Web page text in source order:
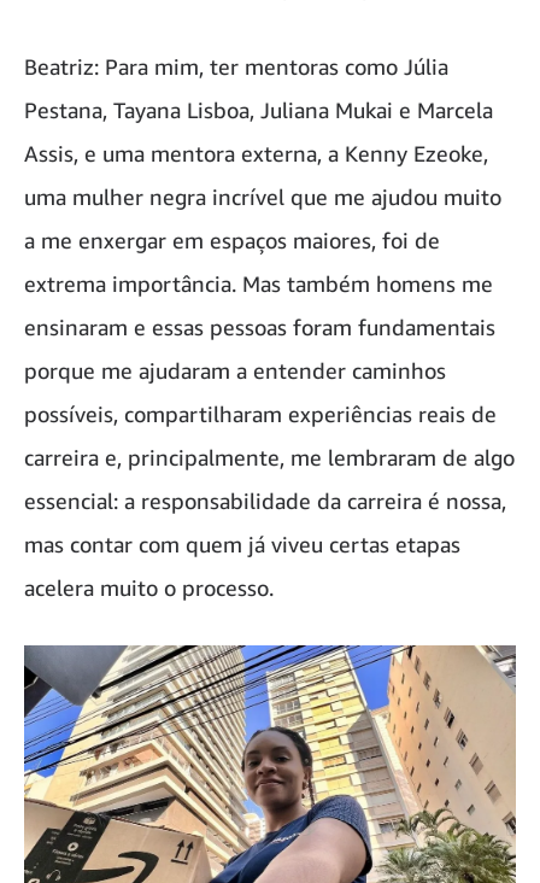
Beatriz: Para mim, ter mentoras como Júlia
Pestana, Tayana Lisboa, Juliana Mukai e Marcela
Assis, e uma mentora externa, a Kenny Ezeoke,
uma mulher negra incrível que me ajudou muito
a me enxergar em espaços maiores, foi de
extrema importância. Mas também homens me
ensinaram e essas pessoas foram fundamentais
porque me ajudaram a entender caminhos
possíveis, compartilharam experiências reais de
carreira e, principalmente, me lembraram de algo
essencial: a responsabilidade da carreira é nossa,
mas contar com quem já viveu certas etapas
acelera muito o processo.